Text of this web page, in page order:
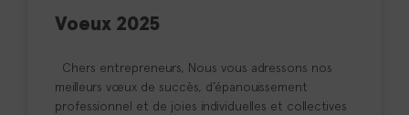
Voeux 2025
Chers entrepreneurs, Nous vous adressons nos
meilleurs vœux de succès, d’épanouissement
professionnel et de joies individuelles et collectives